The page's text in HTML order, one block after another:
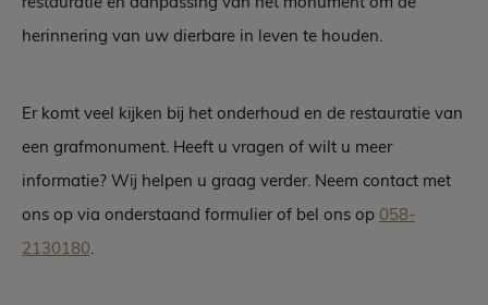
herinnering van uw dierbare in leven te houden.
Er komt veel kijken bij het onderhoud en de restauratie van
een grafmonument. Heeft u vragen of wilt u meer
informatie? Wij helpen u graag verder. Neem contact met
ons op via onderstaand formulier of bel ons op 058-
2130180.